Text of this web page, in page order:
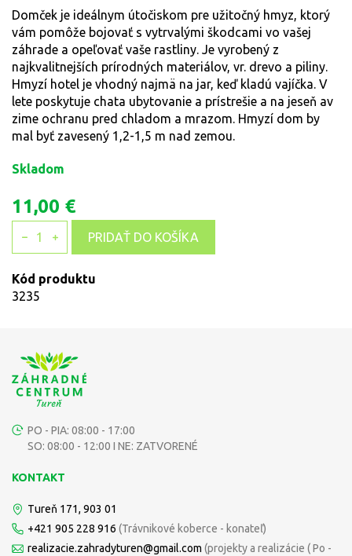
Domček je ideálnym útočiskom pre užitočný hmyz, ktorý
vám pomôže bojovať s vytrvalými škodcami vo vašej
záhrade a opeľovať vaše rastliny. Je vyrobený z
najkvalitnejších prírodných materiálov, vr. drevo a piliny.
Hmyzí hotel je vhodný najmä na jar, keď kladú vajíčka. V
lete poskytuje chata ubytovanie a prístrešie a na jeseň av
zime ochranu pred chladom a mrazom. Hmyzí dom by
mal byť zavesený 1,2-1,5 m nad zemou.
Skladom
11,00 €
1 PRIDAŤ DO KOŠÍKA
Kód produktu
3235
PO - PIA: 08:00 - 17:00
SO: 08:00 - 12:00 I NE: ZATVORENÉ
KONTAKT
Tureň 171, 903 01
+421 905 228 916 (Trávnikové koberce - konateľ)
realizacie.zahradyturen@gmail.com (projekty a realizácie ( Po -